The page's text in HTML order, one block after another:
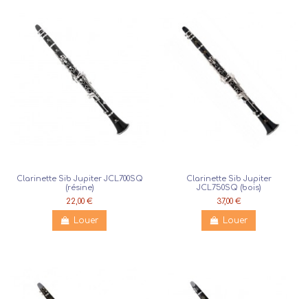
Clarinette Sib Jupiter JCL700SQ
(résine)
22,00 €
Louer
Clarinette Sib Jupiter
JCL750SQ (bois)
37,00 €
Louer